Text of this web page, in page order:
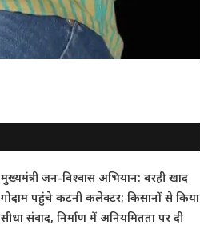
मुख्यमंत्री जन-विश्वास अभियान: बरही खाद
गोदाम पहुंचे कटनी कलेक्टर; किसानों से किया
सीधा संवाद, निर्माण में अनियमितता पर दी